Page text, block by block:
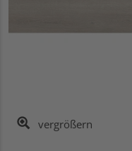
vergrößern